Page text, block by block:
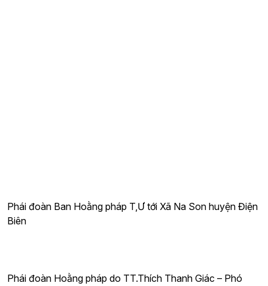
Phái đoàn Ban Hoằng pháp T,Ư tới Xã Na Son huyện Điện
Biên
Phái đoàn Hoằng pháp do TT.Thích Thanh Giác – Phó